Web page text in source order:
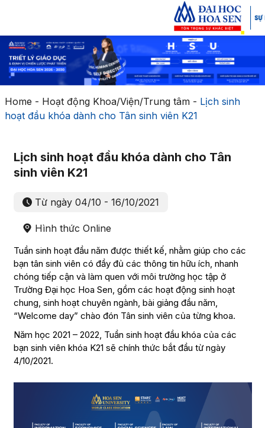
Home - Hoạt động Khoa/Viện/Trung tâm- Lịch sinh
hoạt đầu khóa dành cho Tân sinh viên K21
Lịch sinh hoạt đầu khóa dành cho Tân
sinh viên K21
Từ ngày 04/10 - 16/10/2021
Hình thức Online
Tuần sinh hoạt đầu năm được thiết kế, nhằm giúp cho các
bạn tân sinh viên có đầy đủ các thông tin hữu ích, nhanh
chóng tiếp cận và làm quen với môi trường học tập ở
Trường Đại học Hoa Sen, gồm các hoạt động sinh hoạt
chung, sinh hoạt chuyên ngành, bài giảng đầu năm,
“Welcome day” chào đón Tân sinh viên của từng khoa.
Năm học 2021 – 2022, Tuần sinh hoạt đầu khóa của các
bạn sinh viên khóa K21 sẽ chính thức bắt đầu từ ngày
4/10/2021.